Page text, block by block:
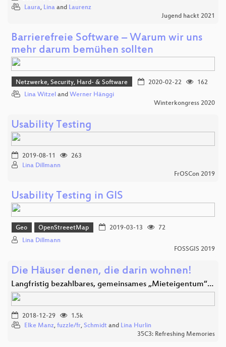
Laura, Lina and Laurenz
Jugend hackt 2021
Barrierefreie Software – Warum wir uns
mehr darum bemühen sollten
Netzwerke, Security, Hard- & Software 2020-02-22
162
Lina Witzel and Werner Hänggi
Winterkongress 2020
Usability Testing
2019-08-11
263
Lina Dillmann
FrOSCon 2019
Usability Testing in GIS
Geo OpenStreeetMap 2019-03-13
72
Lina Dillmann
FOSSGIS 2019
Die Häuser denen, die darin wohnen!
Langfristig bezahlbares, gemeinsames „Mieteigentum“…
2018-12-29
1.5k
Elke Manz, fuzzle/fr, Schmidt and Lina Hurlin
35C3: Refreshing Memories